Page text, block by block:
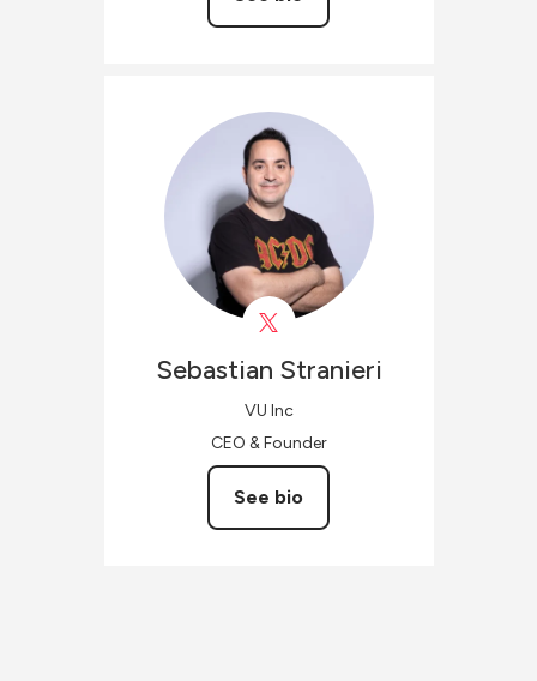
Sebastian Stranieri
VU Inc
CEO & Founder
See bio